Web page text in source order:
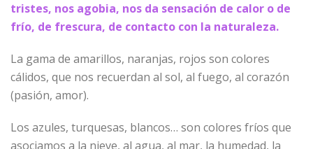
tristes, nos agobia, nos da sensación de calor o de
frío, de frescura, de contacto con la naturaleza.
La gama de amarillos, naranjas, rojos son colores
cálidos, que nos recuerdan al sol, al fuego, al corazón
(pasión, amor).
Los azules, turquesas, blancos… son colores fríos que
asociamos a la nieve, al agua, al mar, la humedad, la